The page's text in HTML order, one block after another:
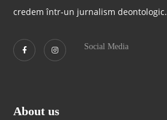
credem într-un jurnalism deontologic.
Social Media
About us